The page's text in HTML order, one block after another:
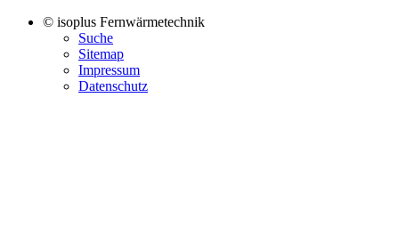
© isoplus Fernwärmetechnik
Suche
Sitemap
Impressum
Datenschutz